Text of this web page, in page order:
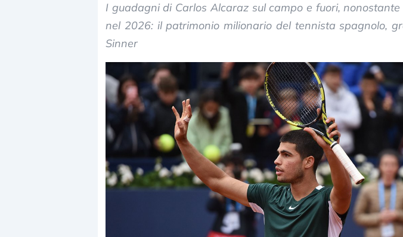
I guadagni di Carlos Alcaraz sul campo e fuori,
nel 2026: il patrimonio milionario del tennista spagnolo,
Sinner